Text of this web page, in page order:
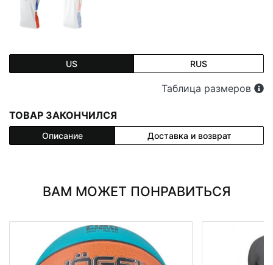
US RUS
Таблица размеров
ТОВАР ЗАКОНЧИЛСЯ
Описание Доставка и возврат
ВАМ МОЖЕТ ПОНРАВИТЬСЯ